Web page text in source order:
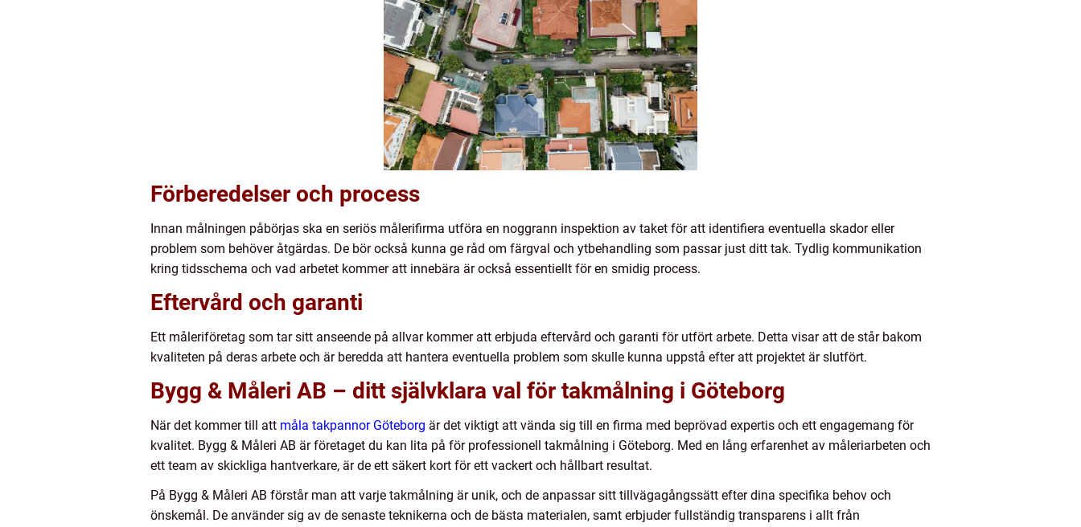
Förberedelser och process
Innan målningen påbörjas ska en seriös målerifirma utföra en noggrann inspektion av taket för att identifiera eventuella skador eller
problem som behöver åtgärdas. De bör också kunna ge råd om färgval och ytbehandling som passar just ditt tak. Tydlig kommunikation
kring tidsschema och vad arbetet kommer att innebära är också essentiellt för en smidig process.
Eftervård och garanti
Ett måleriföretag som tar sitt anseende på allvar kommer att erbjuda eftervård och garanti för utfört arbete. Detta visar att de står bakom
kvaliteten på deras arbete och är beredda att hantera eventuella problem som skulle kunna uppstå efter att projektet är slutfört.
Bygg & Måleri AB – ditt självklara val för takmålning i Göteborg
När det kommer till att måla takpannor Göteborg är det viktigt att vända sig till en firma med beprövad expertis och ett engagemang för
kvalitet. Bygg & Måleri AB är företaget du kan lita på för professionell takmålning i Göteborg. Med en lång erfarenhet av måleriarbeten och
ett team av skickliga hantverkare, är de ett säkert kort för ett vackert och hållbart resultat.
På Bygg & Måleri AB förstår man att varje takmålning är unik, och de anpassar sitt tillvägagångssätt efter dina specifika behov och
önskemål. De använder sig av de senaste teknikerna och de bästa materialen, samt erbjuder fullständig transparens i allt från